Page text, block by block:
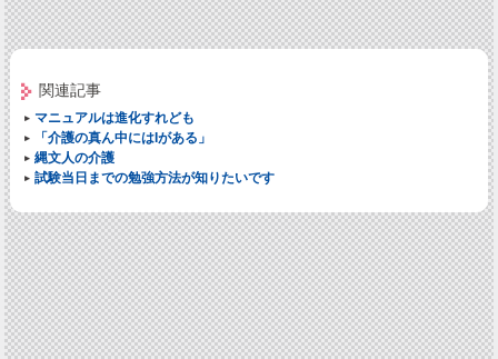
関連記事
マニュアルは進化すれども
「介護の真ん中にはIがある」
縄文人の介護
試験当日までの勉強方法が知りたいです